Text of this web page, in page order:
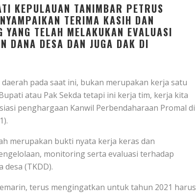
KEPULAUAN TANIMBAR PETRUS
TERIMA KASIH DAN
TELAH MELAKUKAN EVALUASI
DANA DESA DAN JUGA DAK DI
pada saat ini, bukan merupakan kerja satu
atau Pak Sekda tetapi ini kerja tim, kerja kita
penghargaan Kanwil Perbendaharaan Promal di
merupakan bukti nyata kerja keras dan
monitoring serta evaluasi terhadap
(TKDD).
terus mengingatkan untuk tahun 2021 harus